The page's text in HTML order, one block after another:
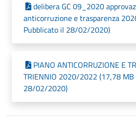
delibera GC 09_2020
anticorruzione e trasparenza
Pubblicato il 28/02/2020)
PIANO ANTICORRUZIONE E
TRIENNIO 2020/2022 (17,78
28/02/2020)